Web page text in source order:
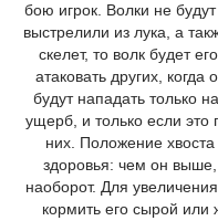
бою игрок. Волки не
выстрелили из лука, а
скелет, то волк будет
атаковать других,
будут нападать только
ущерб, и только если
них. Положение хвоста
здоровья: чем он
наоборот. Для
кормить его сырой